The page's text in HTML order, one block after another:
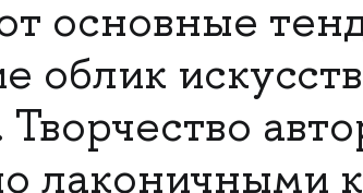
основные
лаконичными